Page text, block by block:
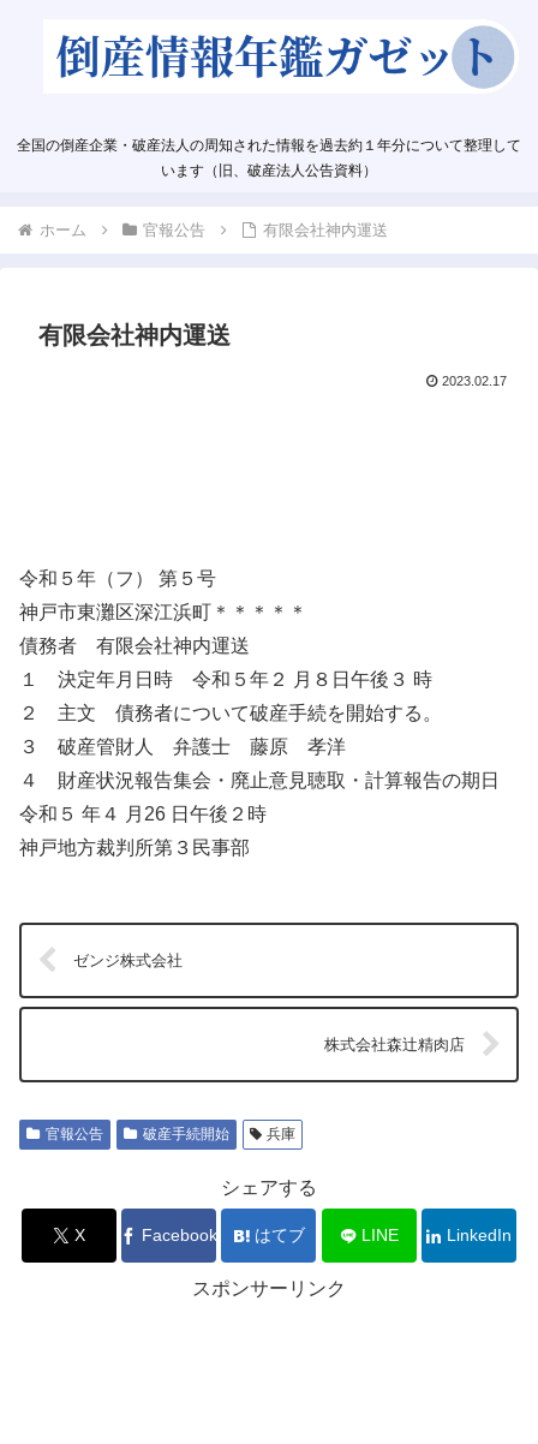
全国の倒産企業・破産法人の周知された情報を過去約１年分について整理して
います（旧、破産法人公告資料）
ホーム 官報公告 有限会社神内運送
有限会社神内運送
2023.02.17
令和５年（フ） 第５号
神戸市東灘区深江浜町＊＊＊＊＊
債務者 有限会社神内運送
１ 決定年月日時 令和５年２ 月８日午後３ 時
２ 主文 債務者について破産手続を開始する。
３ 破産管財人 弁護士 藤原 孝洋
４ 財産状況報告集会・廃止意見聴取・計算報告の期日
令和５ 年４ 月26 日午後２時
神戸地方裁判所第３民事部
ゼンジ株式会社
株式会社森辻精肉店
官報公告 破産手続開始 兵庫
シェアする
X Facebook はてブ LINE LinkedIn
スポンサーリンク